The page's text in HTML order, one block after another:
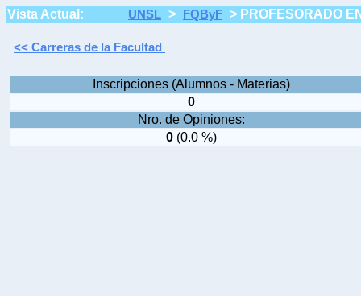
Vista Actual: UNSL > FQByF > PROFESORADO
<< Carreras de la Facultad
Inscripciones (Alumnos - Materias)
0
Nro. de Opiniones:
0 (0.0 %)